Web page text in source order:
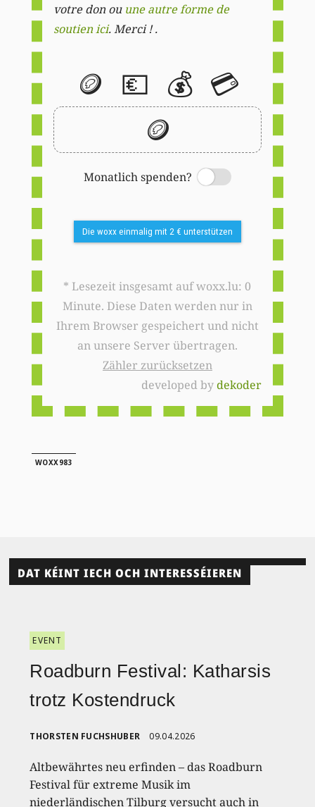
votre don ou une autre forme de
soutien ici. Merci ! .
🪙 💶 💰 💳
🪙
Monatlich spenden?
Switch
Die woxx einmalig mit 2 € unterstützen
* Lesezeit insgesamt auf woxx.lu: 0
Minute. Diese Daten werden nur in
Ihrem Browser gespeichert und nicht
an unsere Server übertragen.
Zähler zurücksetzen
developed bydekoder
WOXX983
DAT KÉINT IECH OCH INTERESSÉIEREN
EVENT
Roadburn Festival: Katharsis
trotz Kostendruck
THORSTEN FUCHSHUBER 09.04.2026
Altbewährtes neu erfinden – das Roadburn
Festival für extreme Musik im
niederländischen Tilburg versucht auch in